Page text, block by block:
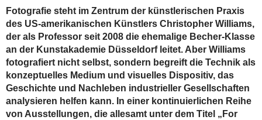
Fotografie steht im Zentrum der künstlerischen Praxis
des US-amerikanischen Künstlers Christopher Williams,
der als Professor seit 2008 die ehemalige Becher-Klasse
an der Kunstakademie Düsseldorf leitet. Aber Williams
fotografiert nicht selbst, sondern begreift die Technik als
konzeptuelles Medium und visuelles Dispositiv, das
Geschichte und Nachleben industrieller Gesellschaften
analysieren helfen kann. In einer kontinuierlichen Reihe
von Ausstellungen, die allesamt unter dem Titel „For